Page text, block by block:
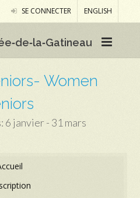
SE CONNECTER ENGLISH
Women
6 janvier - 31 mars